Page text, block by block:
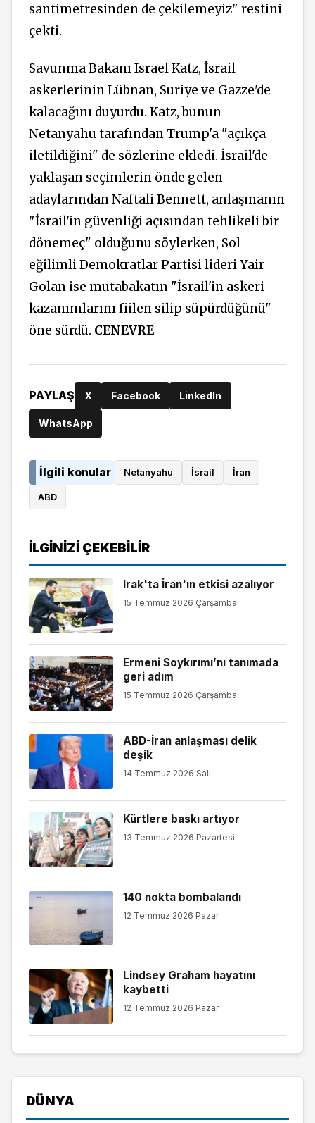
santimetresinden de çekilemeyiz" restini
çekti.
Savunma Bakanı Israel Katz, İsrail
askerlerinin Lübnan, Suriye ve Gazze'de
kalacağını duyurdu. Katz, bunun
Netanyahu tarafından Trump'a "açıkça
iletildiğini" de sözlerine ekledi. İsrail'de
yaklaşan seçimlerin önde gelen
adaylarından Naftali Bennett, anlaşmanın
"İsrail'in güvenliği açısından tehlikeli bir
dönemeç" olduğunu söylerken, Sol
eğilimli Demokratlar Partisi lideri Yair
Golan ise mutabakatın "İsrail'in askeri
kazanımlarını fiilen silip süpürdüğünü"
öne sürdü. CENEVRE
PAYLAŞ X Facebook LinkedIn
WhatsApp
İlgili konular Netanyahu İsrail İran
ABD
İLGINIZI ÇEKEBILIR
Irak'ta İran'ın etkisi azalıyor
15 Temmuz 2026 Çarşamba
Ermeni Soykırımı’nı tanımada
geri adım
15 Temmuz 2026 Çarşamba
ABD-İran anlaşması delik
deşik
14 Temmuz 2026 Salı
Kürtlere baskı artıyor
13 Temmuz 2026 Pazartesi
140 nokta bombalandı
12 Temmuz 2026 Pazar
Lindsey Graham hayatını
kaybetti
12 Temmuz 2026 Pazar
DÜNYA